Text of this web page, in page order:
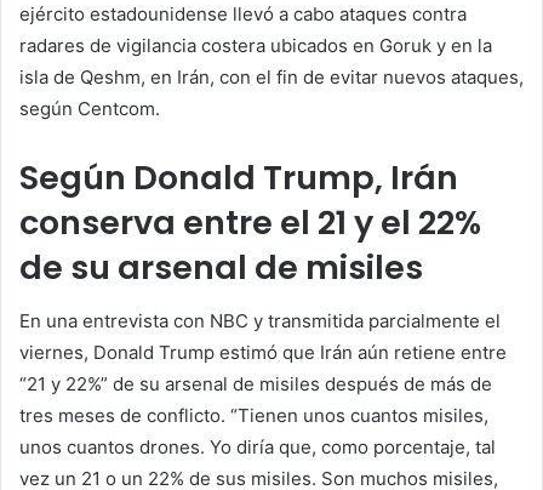
ejército estadounidense llevó a cabo ataques contra
radares de vigilancia costera ubicados en Goruk y en la
isla de Qeshm, en Irán, con el fin de evitar nuevos ataques,
según Centcom.
Según Donald Trump, Irán
conserva entre el 21 y el 22%
de su arsenal de misiles
En una entrevista con NBC y transmitida parcialmente el
viernes, Donald Trump estimó que Irán aún retiene entre
“21 y 22%” de su arsenal de misiles después de más de
tres meses de conflicto. “Tienen unos cuantos misiles,
unos cuantos drones. Yo diría que, como porcentaje, tal
vez un 21 o un 22% de sus misiles. Son muchos misiles,